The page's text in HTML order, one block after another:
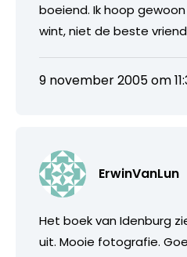
boeiend. Ik hoop
wint, niet de beste
9 november 2005 om
ErwinVanLun
Het boek van Idenburg
uit. Mooie fotografie.